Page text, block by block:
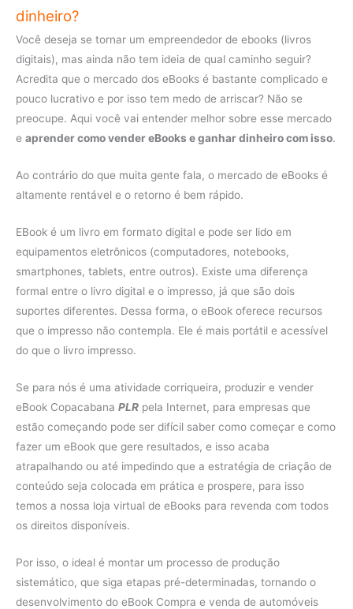
dinheiro?
Você deseja se tornar um empreendedor de ebooks (livros
digitais), mas ainda não tem ideia de qual caminho seguir?
Acredita que o mercado dos eBooks é bastante complicado e
pouco lucrativo e por isso tem medo de arriscar? Não se
preocupe. Aqui você vai entender melhor sobre esse mercado
e aprender como vender eBooks e ganhar dinheiro com isso.
Ao contrário do que muita gente fala, o mercado de eBooks é
altamente rentável e o retorno é bem rápido.
EBook é um livro em formato digital e pode ser lido em
equipamentos eletrônicos (computadores, notebooks,
smartphones, tablets, entre outros). Existe uma diferença
formal entre o livro digital e o impresso, já que são dois
suportes diferentes. Dessa forma, o eBook oferece recursos
que o impresso não contempla. Ele é mais portátil e acessível
do que o livro impresso.
Se para nós é uma atividade corriqueira, produzir e vender
eBook Copacabana PLR pela Internet, para empresas que
estão começando pode ser difícil saber como começar e como
fazer um eBook que gere resultados, e isso acaba
atrapalhando ou até impedindo que a estratégia de criação de
conteúdo seja colocada em prática e prospere, para isso
temos a nossa loja virtual de eBooks para revenda com todos
os direitos disponíveis.
Por isso, o ideal é montar um processo de produção
sistemático, que siga etapas pré-determinadas, tornando o
desenvolvimento do eBook Compra e venda de automóveis